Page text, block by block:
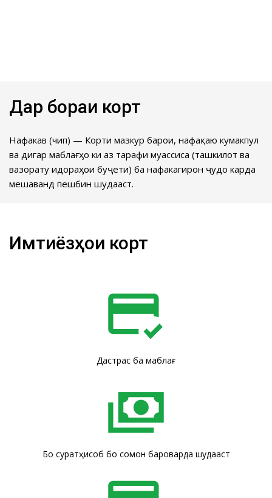
Дар бораи корт
Нафакавӣ (чип) — Корти мазкур барои, нафақаю кумакпулӣ
ва дигар маблағӽо ки аз тарафи муассиса (ташкилот ва
вазорату идораӽои буҷети) ба нафакагирон ҷудо карда
мешаванд пешбинӣ шудааст.
Имтиёзҳои корт
Дастрасӣ ба маблағ
Бо суратҳисоб бо сомонӣ бароварда шудааст